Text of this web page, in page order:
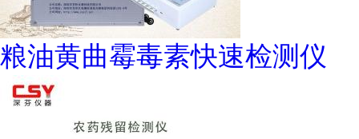
粮油黄曲霉毒素快速检测仪